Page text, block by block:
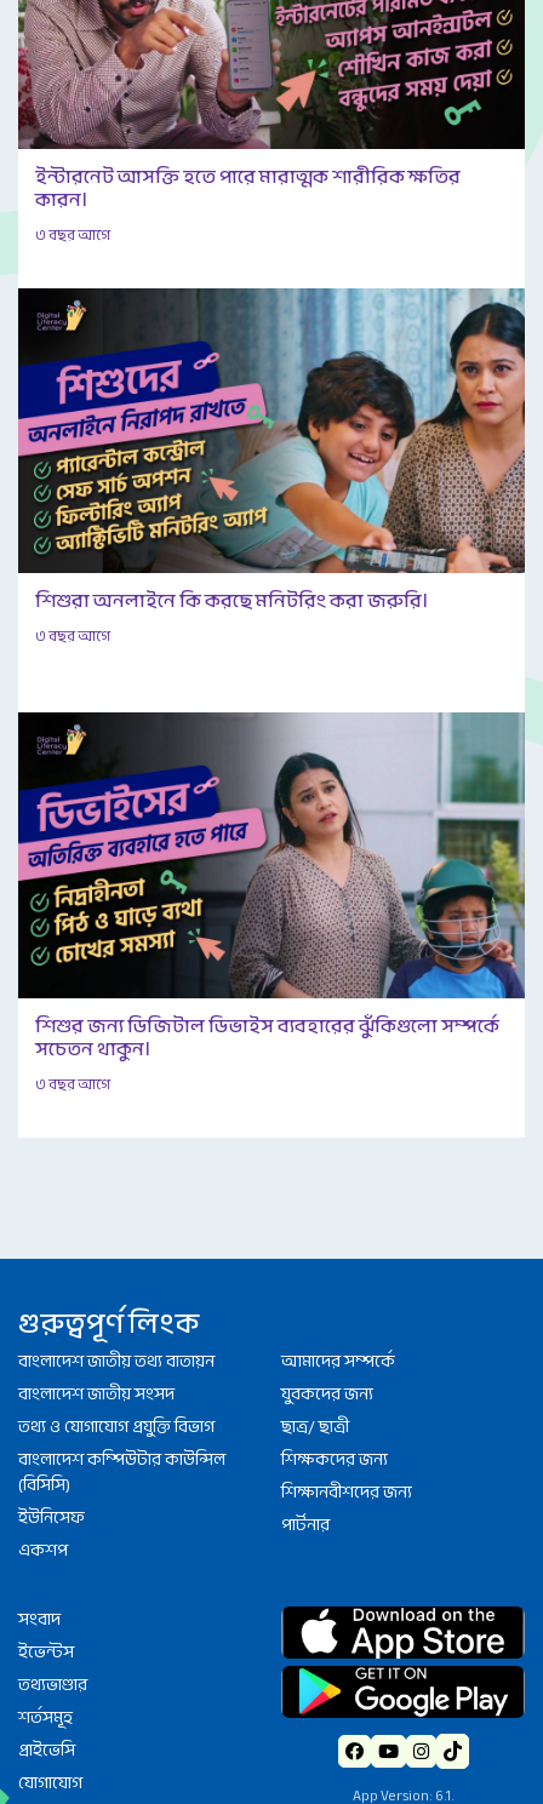
ইন্টারনেট আসক্তি হতে পারে মারাত্মক শারীরিক ক্ষতির
কারন।
৩ বছর আগে
শিশুরা অনলাইনে কি করছে মনিটরিং করা জরুরি।
৩ বছর আগে
শিশুর জন্য ডিজিটাল ডিভাইস ব্যবহারের ঝুঁকিগুলো সম্পর্কে
সচেতন থাকুন।
৩ বছর আগে
গুরুত্বপূর্ণ লিংক
বাংলাদেশ জাতীয় তথ্য বাতায়ন
বাংলাদেশ জাতীয় সংসদ
তথ্য ও যোগাযোগ প্রযুক্তি বিভাগ
বাংলাদেশ কম্পিউটার কাউন্সিল
(বিসিসি)
ইউনিসেফ
একশপ
আমাদের সম্পর্কে
যুবকদের জন্য
ছাত্র/ ছাত্রী
শিক্ষকদের জন্য
শিক্ষানবীশদের জন্য
পার্টনার
সংবাদ
ইভেন্টস
তথ্যভাণ্ডার
শর্তসমূহ
প্রাইভেসি
যোগাযোগ
App Version: 6.1.